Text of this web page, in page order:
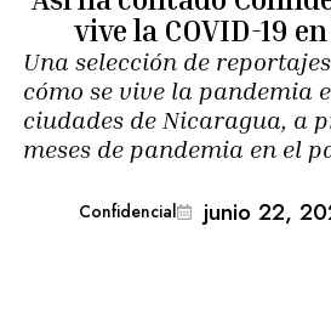
vive la COVID-19
Una selección de
cómo se vive la pandemia
ciudades de Nicaragua, a
meses de pandemia en el
Confidencial junio 22,